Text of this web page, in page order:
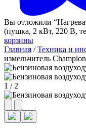
Вы отложили
(пушка, 2 кВт, 220 В,
корзины
Главная /Техника и
измельчитель
1 / 2